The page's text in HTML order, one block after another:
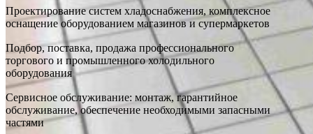
Проектирование систем хладоснабжения, комплексное
оснащение оборудованием магазинов и супермаркетов
Подбор, поставка, продажа профессионального
торгового и промышленного холодильного
оборудования
Сервисное обслуживание: монтаж, гарантийное
обслуживание, обеспечение необходимыми запасными
частями